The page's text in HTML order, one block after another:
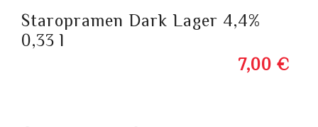
Staropramen Dark Lager 4,4%
0,33 l
7,00 €